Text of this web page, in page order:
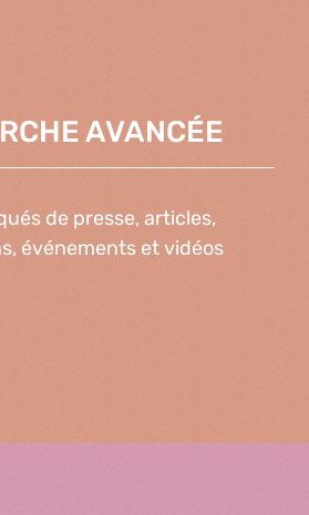
AVANCÉE
de presse, articles,
événements et vidéos